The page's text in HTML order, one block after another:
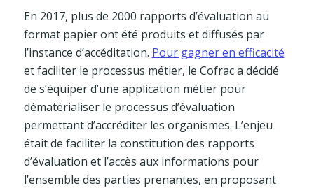
En 2017, plus de 2000 rapports d’évaluation au
format papier ont été produits et diffusés par
l’instance d’accéditation. Pour gagner en efficacité
et faciliter le processus métier, le Cofrac a décidé
de s’équiper d’une application métier pour
dématérialiser le processus d’évaluation
permettant d’accréditer les organismes. L’enjeu
était de faciliter la constitution des rapports
d’évaluation et l’accès aux informations pour
l’ensemble des parties prenantes, en proposant